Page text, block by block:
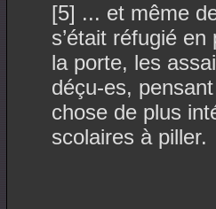
[5] ... et même
s’était réfugié
la porte, les
déçu-es,
chose de plus
scolaires à piller.